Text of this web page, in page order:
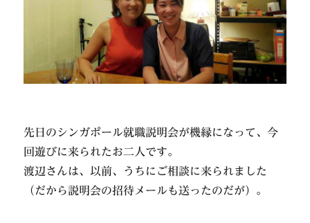
先日のシンガポール就職説明会が機縁になって、今
回遊びに来られたお二人です。
渡辺さんは、以前、うちにご相談に来られました
（だから説明会の招待メールも送ったのだが）。